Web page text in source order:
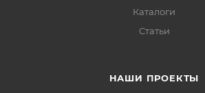
Каталоги
Статьи
НАШИ ПРОЕКТЫ